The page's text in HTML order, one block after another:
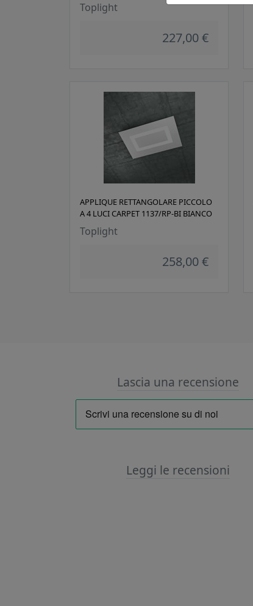
Toplight
227,00 €
APPLIQUE RETTANGOLARE PICCOLO
A 4 LUCI CARPET 1137/RP-BI BIANCO
Toplight
258,00 €
Lascia una recensione
Leggi le recensioni